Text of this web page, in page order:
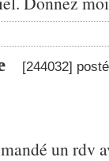
[244032]
un rdv